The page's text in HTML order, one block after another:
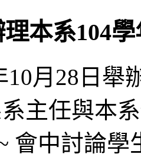
理本系104
10月28日舉
主任與本
會中討論